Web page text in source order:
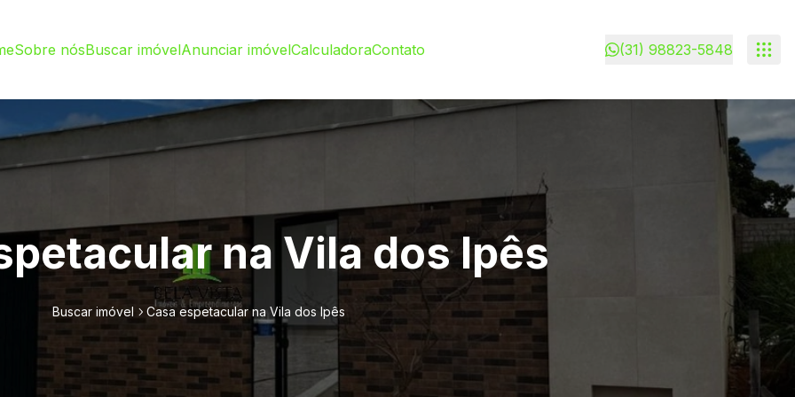
Sobre nósBuscar imóvelAnunciar imóvelCalculadoraContato (31) 98823-5848
na Vila dos Ipês
Buscar imóvel Casa espetacular na Vila dos Ipês